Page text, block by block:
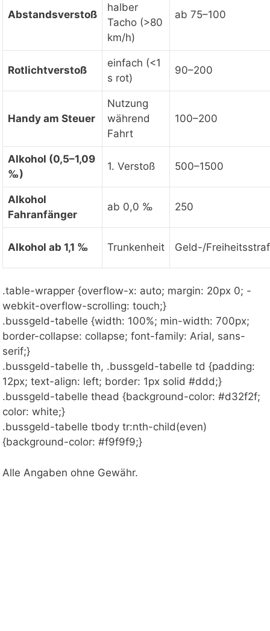
Abstandsverstoß
halber
Tacho (>80
km/h)
ab 75–100
Rotlichtverstoß
einfach (<1
s rot)
90–200
Handy am Steuer
Nutzung
während
Fahrt
100–200
Alkohol (0,5–1,09
‰)
1. Verstoß 500–1500
Alkohol
Fahranfänger
ab 0,0 ‰ 250
Alkohol ab 1,1 ‰ Trunkenheit Geld-/
.table-wrapper {overflow-x: auto; margin: 20px 0; -
webkit-overflow-scrolling: touch;}
.bussgeld-tabelle {width: 100%; min-width: 700px;
border-collapse: collapse; font-family: Arial, sans-
serif;}
.bussgeld-tabelle th, .bussgeld-tabelle td {padding:
12px; text-align: left; border: 1px solid #ddd;}
.bussgeld-tabelle thead {background-color: #d32f2f;
color: white;}
.bussgeld-tabelle tbody tr:nth-child(even)
{background-color: #f9f9f9;}
Alle Angaben ohne Gewähr.